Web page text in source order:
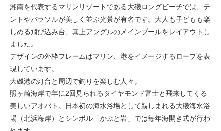
湘南を代表するマリンリゾートである大磯ロングビーチでは、テ
ントやパラソルが美しく並ぶ光景が有名です。大人も子どもも楽
しめる飛び込み台、真上アングルのメインプールをレイアウトし
ました。
デザインの外枠フレームはマリン、港をイメージするロープを表
現しています。
大磯港の灯台と周辺で釣りを楽しむ人々。
照ヶ崎海岸で年に2回見られるダイヤモンド富士と飛来してくる
美しいアオバト。日本初の海水浴場として親しまれる大磯海水浴
場（北浜海岸）とシンボル「かぶと岩」では毎年海開き式が行わ